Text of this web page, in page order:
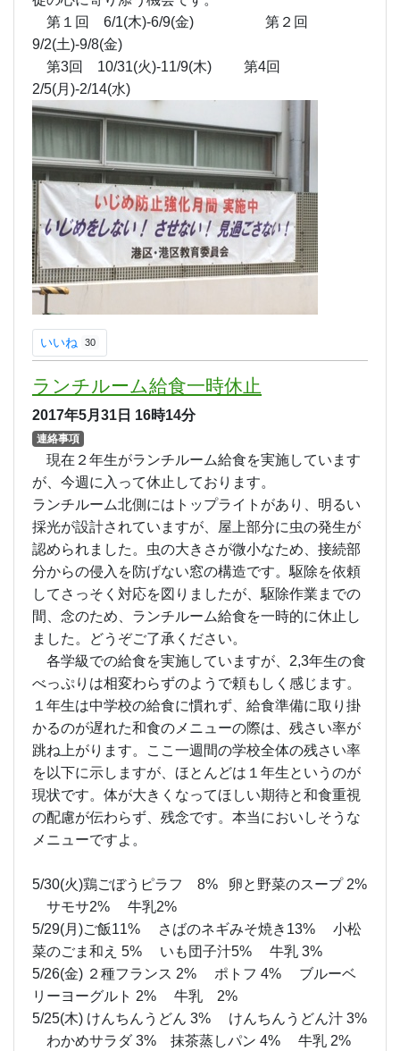
2017年6月1日15時17分
連絡事項
相談週間では、生徒が気軽に教職員に相談できる機
会を設定します。年間４回実施し、相談美の前に
「学校生活に関するアンケート」を実施し、それに
基づいて朝読書の時間に、生徒全員対象に、学年全
教員で分担して話を聞く、という内容です。週番の
担当教員も8:25に門を閉めて対応に当たります。生
徒の心に寄り添う機会です。
第１回 6/1(木)-6/9(金) 第２回
9/2(土)-9/8(金)
第3回 10/31(火)-11/9(木) 第4回
2/5(月)-2/14(水)
いいね 30
ランチルーム給食一時休止
2017年5月31日 16時14分
連絡事項
現在２年生がランチルーム給食を実施しています
が、今週に入って休止しております。
ランチルーム北側にはトップライトがあり、明るい
採光が設計されていますが、屋上部分に虫の発生が
認められました。虫の大きさが微小なため、接続部
分からの侵入を防げない窓の構造です。駆除を依頼
してさっそく対応を図りましたが、駆除作業までの
間、念のため、ランチルーム給食を一時的に休止し
ました。どうぞご了承ください。
べっぷりは相変わらずのようで頼もしく感じます。
１年生は中学校の給食に慣れず、給食準備に取り掛
かるのが遅れた和食のメニューの際は、残さい率が
跳ね上がります。ここ一週間の学校全体の残さい率
を以下に示しますが、ほとんどは１年生というのが
現状です。体が大きくなってほしい期待と和食重視
の配慮が伝わらず、残念です。本当においしそうな